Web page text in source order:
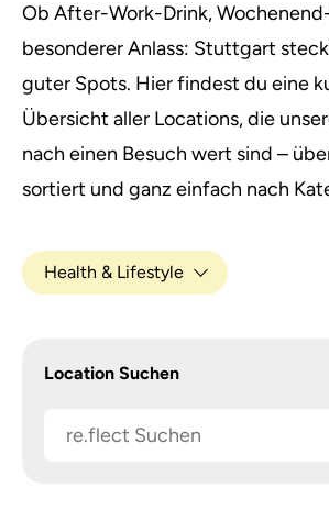
Ob After-Work-Drink,
besonderer Anlass: Stuttgart
guter Spots. Hier findest du eine
Übersicht aller Locations, die
nach einen Besuch wert sind –
sortiert und ganz einfach nach
Health & Lifestyle
Location Suchen